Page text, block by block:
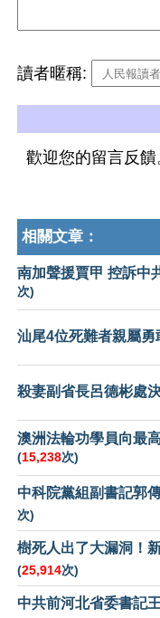
讀者暱稱:
歡迎您的留言反饋
相關文章：
南加聲援賈甲 控訴中
次)
汕尾4位死難者親屬勇
殺妻副省長呂德彬處
澳洲法輪功學員向最
(15,238次)
中科院黨組副書記郭
次)
樹死人出了大漏洞！
(25,914次)
中共前河北省委書記